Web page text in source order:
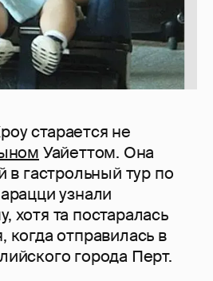
старается не
Уайеттом. Она
в гастрольный тур по
узнали
хотя та постаралась
когда отправилась в
города Перт.